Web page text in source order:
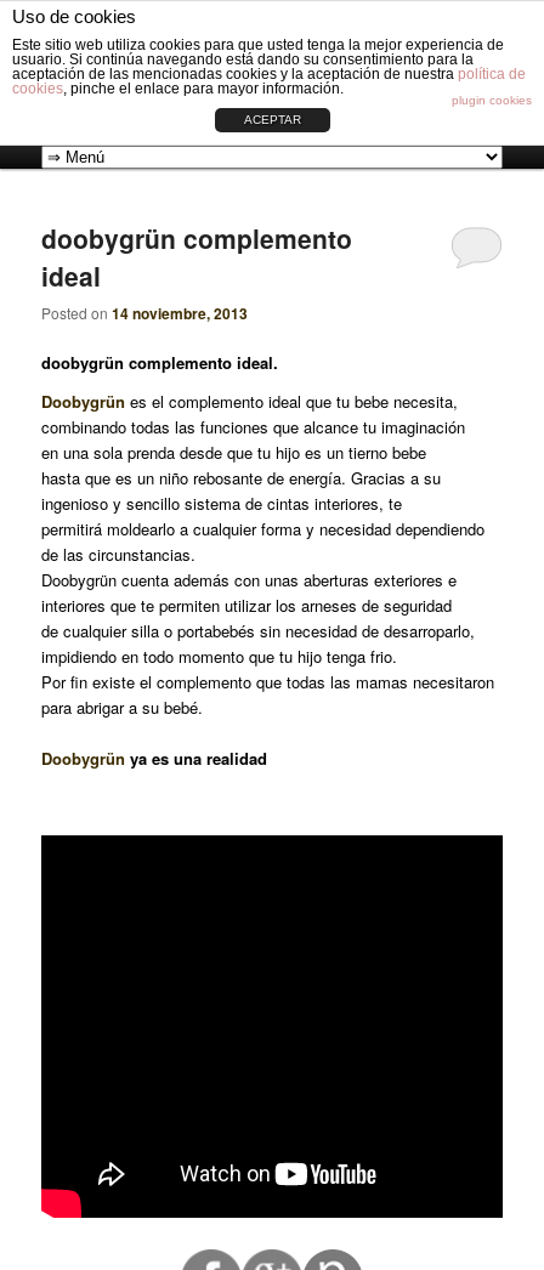
Uso de cookies
Este sitio web utiliza cookies para que usted tenga la mejor experiencia de
usuario. Si continúa navegando está dando su consentimiento para la
aceptación de las mencionadas cookies y la aceptación de nuestra política de
cookies, pinche el enlace para mayor información.
plugin cookies
ACEPTAR
VESTIDURAS ORIGINAL CIRCLE
Fabricación de vestiduras para carros de Bebé: Fundas, Sacos, Capotas,
Capazos, Sombrillas, Bolsos y Grupos cero.
principal
Ir
contenido
principal
Ir
contenido
secundario
doobygrün complemento
ideal
Posted on14 noviembre, 2013
doobygrün complemento ideal.
Doobygrün es el complemento ideal que tu bebe necesita,
combinando todas las funciones que alcance tu imaginación
en una sola prenda desde que tu hijo es un tierno bebe
hasta que es un niño rebosante de energía. Gracias a su
ingenioso y sencillo sistema de cintas interiores, te
permitirá moldearlo a cualquier forma y necesidad dependiendo
de las circunstancias.
Doobygrün cuenta además con unas aberturas exteriores e
interiores que te permiten utilizar los arneses de seguridad
de cualquier silla o portabebés sin necesidad de desarroparlo,
impidiendo en todo momento que tu hijo tenga frio.
Por fin existe el complemento que todas las mamas necesitaron
para abrigar a su bebé.
Doobygrün ya es una realidad